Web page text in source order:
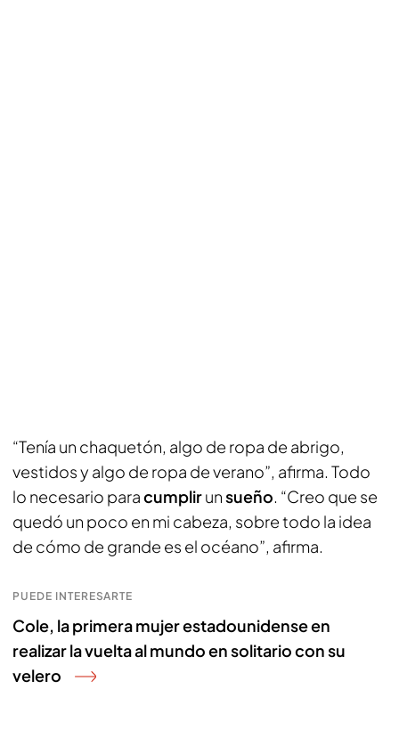
“Tenía un chaquetón, algo de ropa de abrigo,
vestidos y algo de ropa de verano”, afirma. Todo
lo necesario paracumplirunsueño. “Creo que se
quedó un poco en mi cabeza, sobre todo la idea
de cómo de grande es el océano”, afirma.
PUEDE INTERESARTE
Cole, la primera mujer estadounidense en
realizar la vuelta al mundo en solitario con su
velero